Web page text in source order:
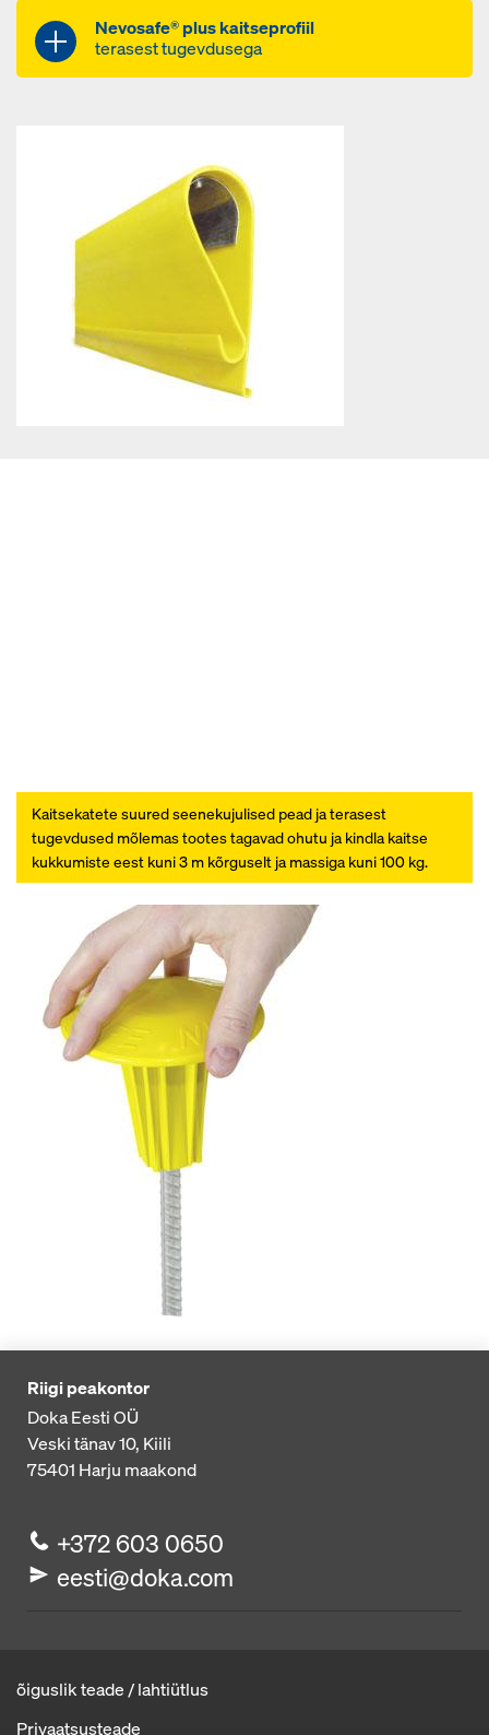
Nevosafe® plus kaitseprofiil
terasest tugevdusega
vertikaliai;
oro sąlygoms ir smūgiams
atsparus plastikas;
tvirta ir stabili su visų matmenų
nemokamas atspaudas, jei
užsakoma 2 ar daugiau padėklų;
Kaitsekatete suured seenekujulised pead ja terasest
tugevdused mõlemas tootes tagavad ohutu ja kindla kaitse
kukkumiste eest kuni 3 m kõrguselt ja massiga kuni 100 kg.
Riigi peakontor
Doka Eesti OÜ
Veski tänav 10, Kiili
75401 Harju maakond
+372 603 0650
eesti@doka.com
õiguslik teade / lahtiütlus
Privaatsusteade